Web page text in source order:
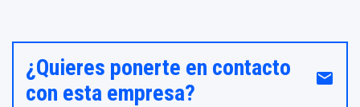
¿Quieres ponerte en contacto
con esta empresa?
email